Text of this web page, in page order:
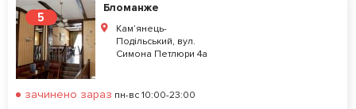
5
Бломанже
Кам’янець-
Подільський, вул.
Симона Петлюри 4а
зачинено зараз пн-вс 10:00-23:00